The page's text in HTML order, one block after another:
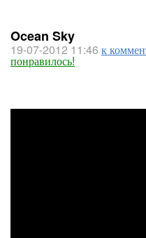
Ocean Sky
19-07-2012 11:46 к
понравилось!